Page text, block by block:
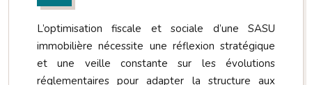
L’optimisation fiscale et sociale d’une SASU
immobilière nécessite une réflexion stratégique
et une veille constante sur les évolutions
réglementaires pour adapter la structure aux